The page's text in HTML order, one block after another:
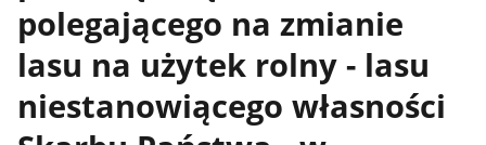
polegającego na zmianie
lasu na użytek rolny - lasu
niestanowiącego własności